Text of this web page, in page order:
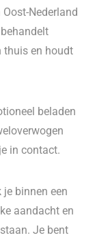
Nederland
thuis en houdt
beladen
in contact.
binnen een
aandacht en
Je bent